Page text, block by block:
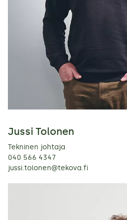
Jussi Tolonen
Tekninen johtaja
040 566 4347
jussi.tolonen@tekova.fi